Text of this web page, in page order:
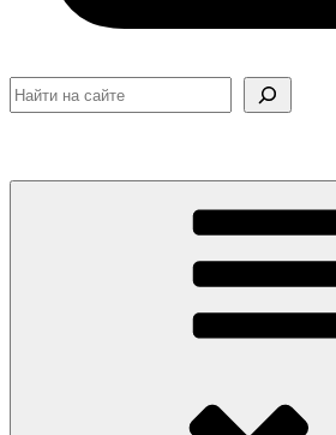
Поиск